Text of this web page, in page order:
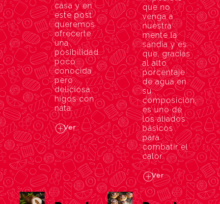
casa y en
este post
queremos
ofrecerte
una
posibilidad
poco
conocida
pero
deliciosa:
higos con
nata.
Ver
que no
venga a
nuestra
mente la
sandía y es
que, gracias
al alto
porcentaje
de agua en
su
composición,
es uno de
los aliados
básicos
para
combatir el
calor.
Ver